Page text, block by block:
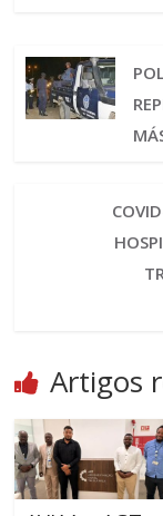
Artigos